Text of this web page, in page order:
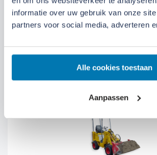
informatie over uw gebruik van onze
partners voor social media, adverteren
Alle cookies toestaan
Aanpassen
Aantal cilinders
Brandstof
Meer informatie